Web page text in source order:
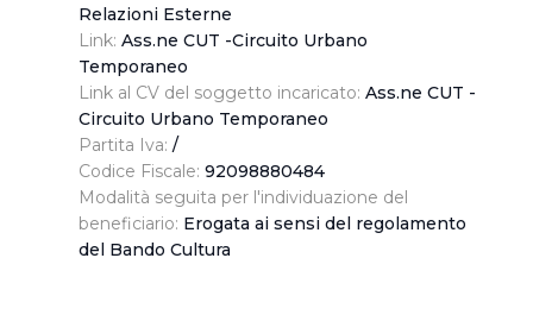
Relazioni Esterne
Link: Ass.ne CUT -Circuito Urbano
Temporaneo
Link al CV del soggetto incaricato: Ass.ne CUT -
Circuito Urbano Temporaneo
Partita Iva: /
Codice Fiscale: 92098880484
Modalità seguita per l'individuazione del
beneficiario: Erogata ai sensi del regolamento
del Bando Cultura